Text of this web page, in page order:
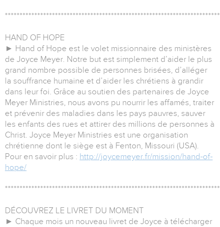
HAND OF HOPE
► Hand of Hope est le volet missionnaire des ministères
de Joyce Meyer. Notre but est simplement d’aider le plus
grand nombre possible de personnes brisées, d’alléger
la souffrance humaine et d’aider les chrétiens à grandir
dans leur foi. Grâce au soutien des partenaires de Joyce
Meyer Ministries, nous avons pu nourrir les affamés, traiter
et prévenir des maladies dans les pays pauvres, sauver
les enfants des rues et attirer des millions de personnes à
Christ. Joyce Meyer Ministries est une organisation
chrétienne dont le siège est à Fenton, Missouri (USA).
Pour en savoir plus : http://joycemeyer.fr/mission/hand-of-
hope/
DÉCOUVREZ LE LIVRET DU MOMENT
► Chaque mois un nouveau livret de Joyce à télécharger